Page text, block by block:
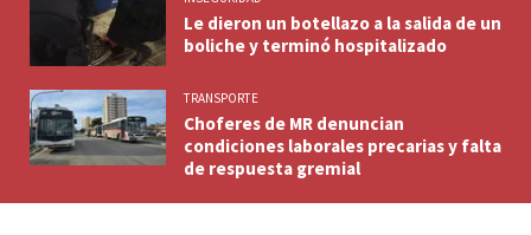
Le dieron un botellazo a la salida de un
boliche y terminó hospitalizado
TRANSPORTE
Choferes de MR denuncian
condiciones laborales precarias y falta
de respuesta gremial